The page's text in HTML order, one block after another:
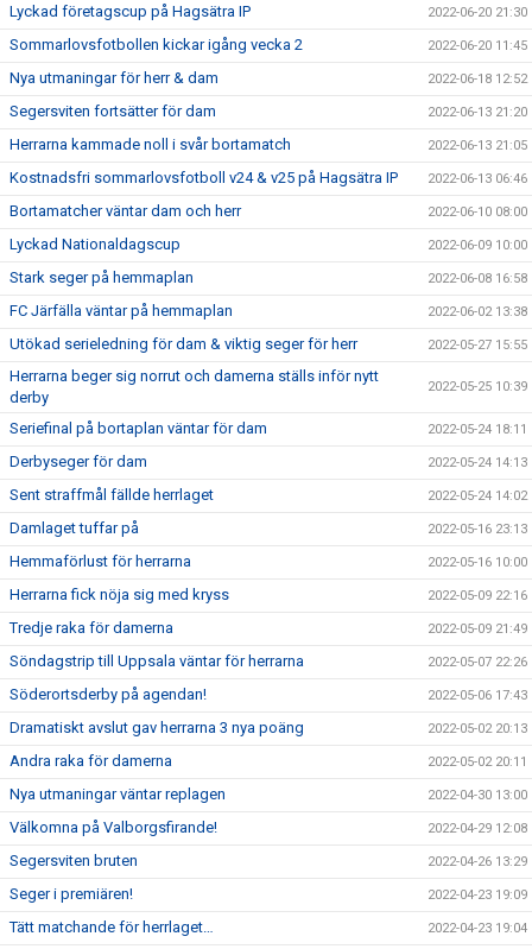
Lyckad företagscup på Hagsätra IP 2022-06-20 21:30
Sommarlovsfotbollen kickar igång vecka 2 2022-06-20 11:45
Nya utmaningar för herr & dam 2022-06-18 12:52
Segersviten fortsätter för dam 2022-06-13 21:20
Herrarna kammade noll i svår bortamatch 2022-06-13 21:05
Kostnadsfri sommarlovsfotboll v24 & v25 på Hagsätra IP 2022-06-13 06:46
Bortamatcher väntar dam och herr 2022-06-10 08:00
Lyckad Nationaldagscup 2022-06-09 10:00
Stark seger på hemmaplan 2022-06-08 16:58
FC Järfälla väntar på hemmaplan 2022-06-02 13:38
Utökad serieledning för dam & viktig seger för herr 2022-05-27 15:55
Herrarna beger sig norrut och damerna ställs inför nytt
derby
2022-05-25 10:39
Seriefinal på bortaplan väntar för dam 2022-05-24 18:11
Derbyseger för dam 2022-05-24 14:13
Sent straffmål fällde herrlaget 2022-05-24 14:02
Damlaget tuffar på 2022-05-16 23:13
Hemmaförlust för herrarna 2022-05-16 10:00
Herrarna fick nöja sig med kryss 2022-05-09 22:16
Tredje raka för damerna 2022-05-09 21:49
Söndagstrip till Uppsala väntar för herrarna 2022-05-07 22:26
Söderortsderby på agendan! 2022-05-06 17:43
Dramatiskt avslut gav herrarna 3 nya poäng 2022-05-02 20:13
Andra raka för damerna 2022-05-02 20:11
Nya utmaningar väntar replagen 2022-04-30 13:00
Välkomna på Valborgsfirande! 2022-04-29 12:08
Segersviten bruten 2022-04-26 13:29
Seger i premiären! 2022-04-23 19:09
Tätt matchande för herrlaget… 2022-04-23 19:04